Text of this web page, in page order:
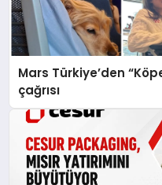
Mars Türkiye’den
çağrısı